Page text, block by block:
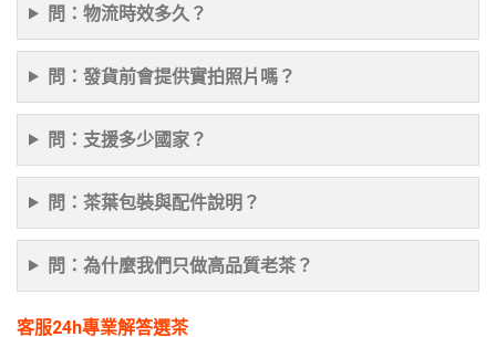
問：物流時效多久？
問：發貨前會提供實拍照片嗎？
問：支援多少國家？
問：茶葉包裝與配件說明？
問：為什麼我們只做高品質老茶？
客服24h專業解答選茶